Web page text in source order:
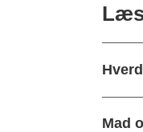
Mad